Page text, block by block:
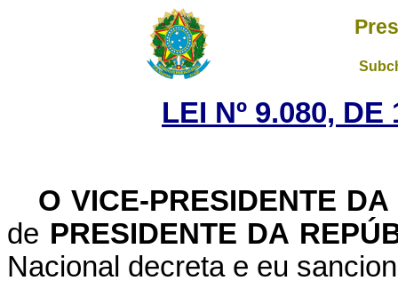
LEI Nº 9.080,
O VICE-PRESIDENTE
de PRESIDENTE DA
Nacional decreta e eu